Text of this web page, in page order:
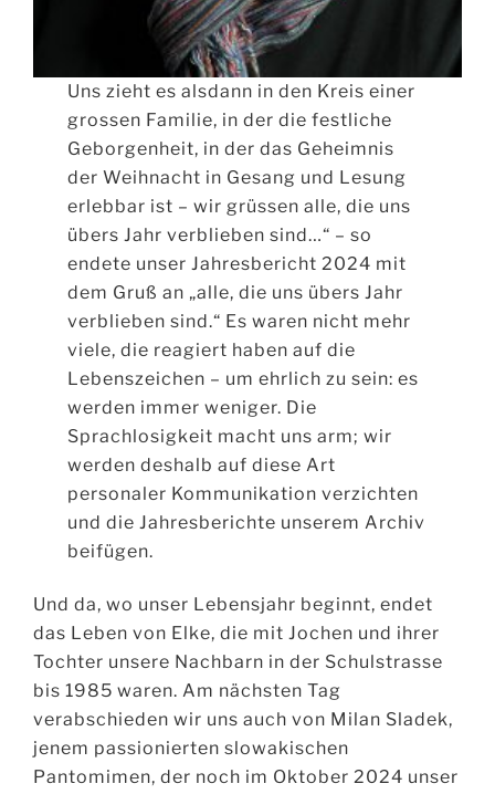
Uns zieht es alsdann in den Kreis einer
grossen Familie, in der die festliche
Geborgenheit, in der das Geheimnis
der Weihnacht in Gesang und Lesung
erlebbar ist – wir grüssen alle, die uns
übers Jahr verblieben sind…“ – so
endete unser Jahresbericht 2024 mit
dem Gruß an „alle, die uns übers Jahr
verblieben sind.“ Es waren nicht mehr
viele, die reagiert haben auf die
Lebenszeichen – um ehrlich zu sein: es
werden immer weniger. Die
Sprachlosigkeit macht uns arm; wir
werden deshalb auf diese Art
personaler Kommunikation verzichten
und die Jahresberichte unserem Archiv
beifügen.
Und da, wo unser Lebensjahr beginnt, endet
das Leben von Elke, die mit Jochen und ihrer
Tochter unsere Nachbarn in der Schulstrasse
bis 1985 waren. Am nächsten Tag
verabschieden wir uns auch von Milan Sladek,
jenem passionierten slowakischen
Pantomimen, der noch im Oktober 2024 unser